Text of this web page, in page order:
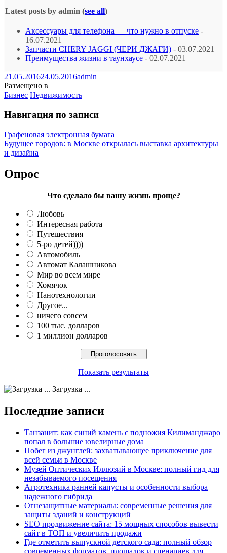
Latest posts by admin (see all)
Аксессуары для телефона — что нужно в отпуске -
16.07.2021
Запчасти CHERY JAGGI (ЧЕРИ ДЖАГИ) - 03.07.2021
Преимущества жизни в таунхаусе - 02.07.2021
21.05.201624.05.2016admin
Размещено в
Бизнес Недвижимость
Навигация по записи
Графеновая электронная бумага
Будущее городов: в Москве открылась выставка архитектуры
и дизайна
Опрос
Что сделало бы вашу жизнь проще?
Любовь
Интересная работа
Путешествия
5-ро детей))))
Автомобиль
Автомат Калашникова
Мир во всем мире
Хомячок
Нанотехнологии
Другое...
ничего совсем
100 тыс. долларов
1 миллион долларов
Показать результаты
Загрузка ...
Последние записи
Танзанит: как синий камень с подножия Килиманджаро
попал в большие ювелирные дома
Побег из джунглей: захватывающее приключение для
всей семьи в Москве
Музей Оптических Иллюзий в Москве: полный гид для
незабываемого посещения
Агротехника ранней капусты и особенности выбора
надежного гибрида
Огнезащитные материалы: современные решения для
защиты зданий и конструкций
SEO продвижение сайта: 15 мощных способов вывести
сайт в ТОП и увеличить продажи
Где отметить выпускной детского сада: полный обзор